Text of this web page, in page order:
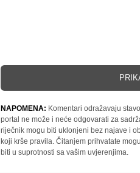
NAPOMENA: Komentari odražavaju
portal ne može i neće odgovarati za
riječnik mogu biti uklonjeni bez najave i
koji krše pravila. Čitanjem prihvatate
biti u suprotnosti sa vašim uvjerenjima.